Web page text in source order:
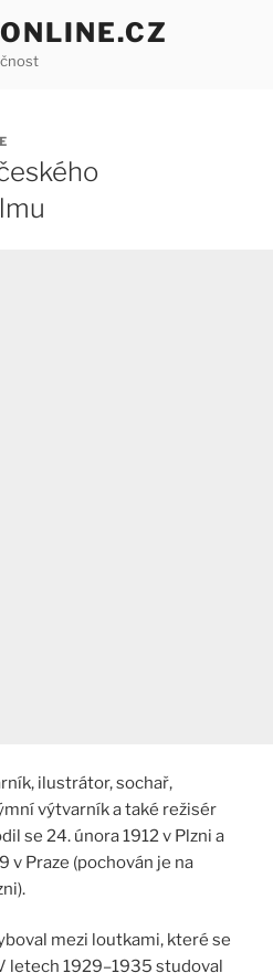
ilustrátor, sochař,
výtvarník a také režisér
se 24. února 1912 v Plzni a
v Praze (pochován je na
mezi loutkami, které se
letech 1929–1935 studoval